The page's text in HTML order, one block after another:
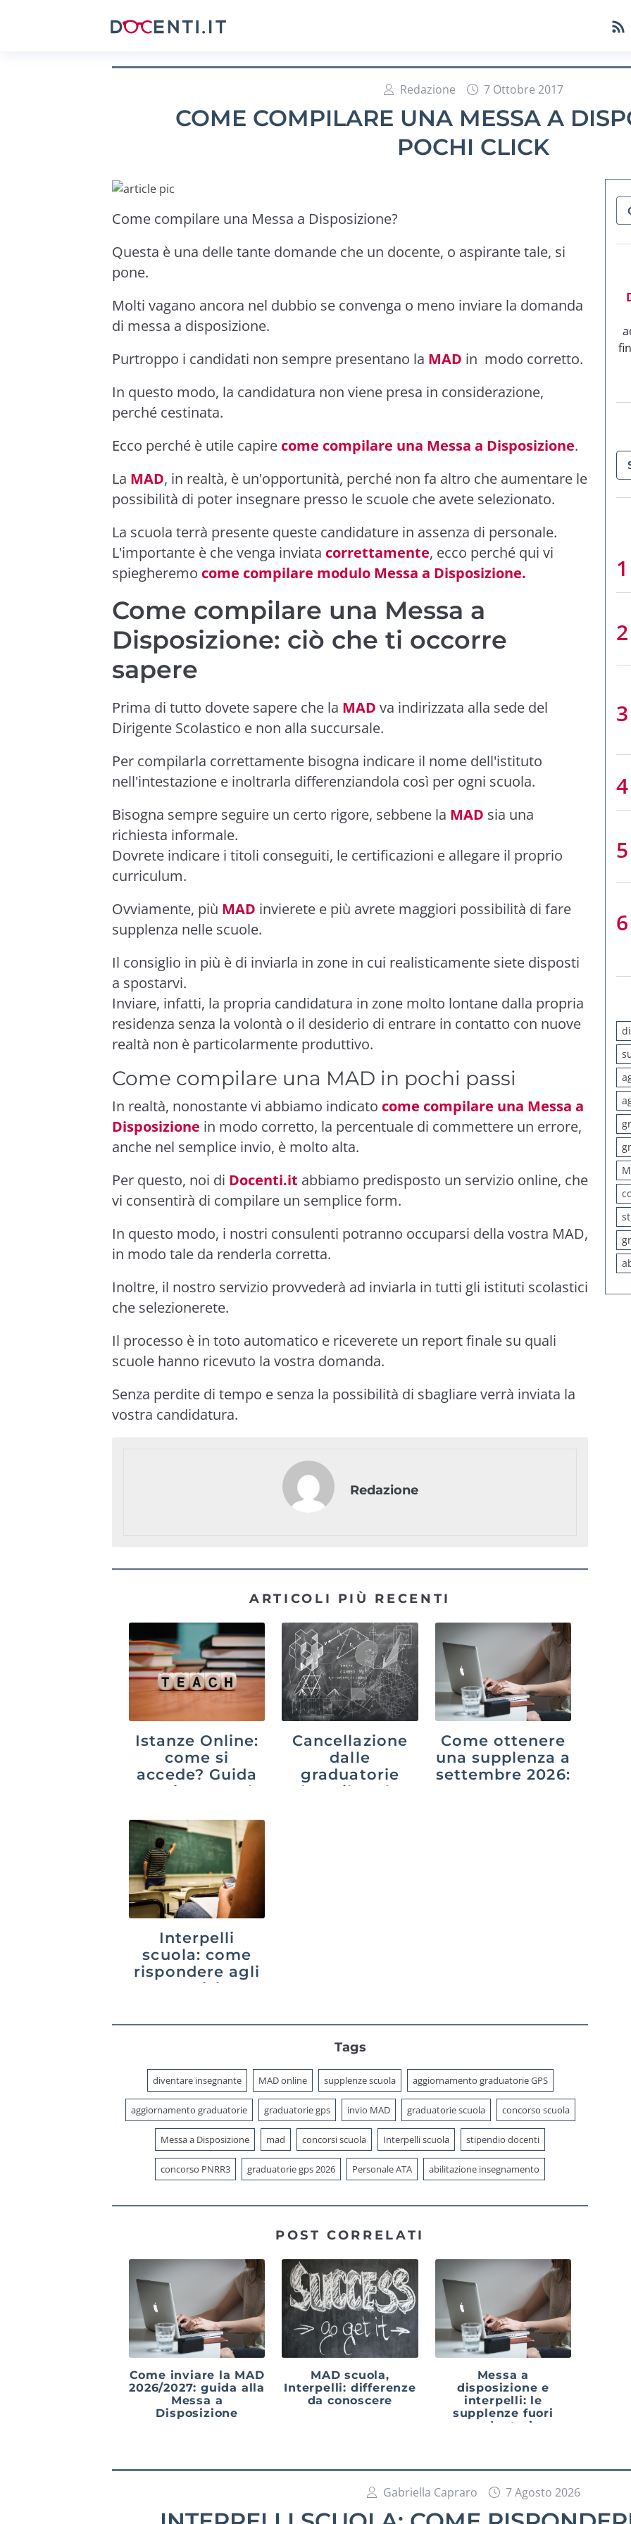
Redazione 7 Ottobre 2017
COME COMPILARE UNA MESSA A
POCHI CLICK
Come compilare una Messa a Disposizione?
Questa è una delle tante domande che un docente, o aspirante tale, si
pone.
Molti vagano ancora nel dubbio se convenga o meno inviare la domanda
di messa a disposizione.
Purtroppo i candidati non sempre presentano la MAD in modo corretto.
In questo modo, la candidatura non viene presa in considerazione,
perché cestinata.
Ecco perché è utile capire come compilare una Messa a Disposizione.
La MAD, in realtà, è un'opportunità, perché non fa altro che aumentare le
possibilità di poter insegnare presso le scuole che avete selezionato.
La scuola terrà presente queste candidature in assenza di personale.
L'importante è che venga inviata correttamente, ecco perché qui vi
spiegheremo come compilare modulo Messa a Disposizione.
Come compilare una Messa a
Disposizione: ciò che ti occorre
sapere
Prima di tutto dovete sapere che la MAD va indirizzata alla sede del
Dirigente Scolastico e non alla succursale.
Per compilarla correttamente bisogna indicare il nome dell'istituto
nell'intestazione e inoltrarla differenziandola così per ogni scuola.
Bisogna sempre seguire un certo rigore, sebbene la MAD sia una
richiesta informale.
Dovrete indicare i titoli conseguiti, le certificazioni e allegare il proprio
curriculum.
Ovviamente, più MAD invierete e più avrete maggiori possibilità di fare
supplenza nelle scuole.
Il consiglio in più è di inviarla in zone in cui realisticamente siete disposti
a spostarvi.
Inviare, infatti, la propria candidatura in zone molto lontane dalla propria
residenza senza la volontà o il desiderio di entrare in contatto con nuove
realtà non è particolarmente produttivo.
Come compilare una MAD in pochi passi
In realtà, nonostante vi abbiamo indicato come compilare una Messa a
Disposizione in modo corretto, la percentuale di commettere un errore,
anche nel semplice invio, è molto alta.
Per questo, noi di Docenti.it abbiamo predisposto un servizio online, che
vi consentirà di compilare un semplice form.
In questo modo, i nostri consulenti potranno occuparsi della vostra MAD,
in modo tale da renderla corretta.
Inoltre, il nostro servizio provvederà ad inviarla in tutti gli istituti scolastici
che selezionerete.
Il processo è in toto automatico e riceverete un report finale su quali
scuole hanno ricevuto la vostra domanda.
Senza perdite di tempo e senza la possibilità di sbagliare verrà inviata la
vostra candidatura.
Redazione
ARTICOLI PIÙ RECENTI
Istanze Online:
come si
accede? Guida
aggiornata al
Cancellazione
dalle
graduatorie
dopo il ruolo:
Come ottenere
una supplenza a
settembre 2026:
Interpelli
scuola: come
rispondere agli
avvisi
Tags
diventare insegnante MAD online supplenze scuola aggiornamento graduatorie GPS
aggiornamento graduatorie graduatorie gps invio MAD graduatorie scuola concorso scuola
Messa a Disposizione mad concorsi scuola Interpelli scuola stipendio docenti
concorso PNRR3 graduatorie gps 2026 Personale ATA abilitazione insegnamento
POST CORRELATI
Come inviare la MAD
2026/2027: guida alla
Messa a
Disposizione
MAD scuola,
Interpelli: differenze
da conoscere
Messa a
disposizione e
interpelli: le
supplenze fuori
graduatoria
Gabriella Capraro 7 Agosto 2026